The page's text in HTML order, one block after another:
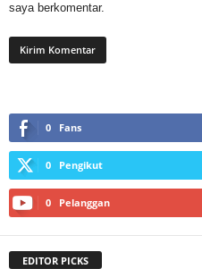
saya berkomentar.
0 Fans
0 Pengikut
0 Pelanggan
EDITOR PICKS